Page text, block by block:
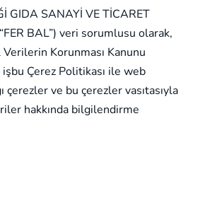
GIDA SANAYİ VE TİCARET
BAL”) veri sorumlusu olarak,
Korunması Kanunu
işbu Çerez Politikası ile web
çerezler ve bu çerezler vasıtasıyla
hakkında bilgilendirme